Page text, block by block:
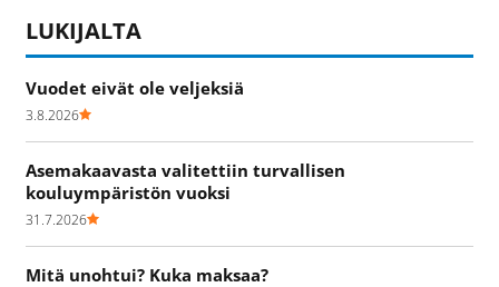
LUKIJALTA
Vuodet eivät ole veljeksiä
3.8.2026
Asemakaavasta valitettiin turvallisen
kouluympäristön vuoksi
31.7.2026
Mitä unohtui? Kuka maksaa?